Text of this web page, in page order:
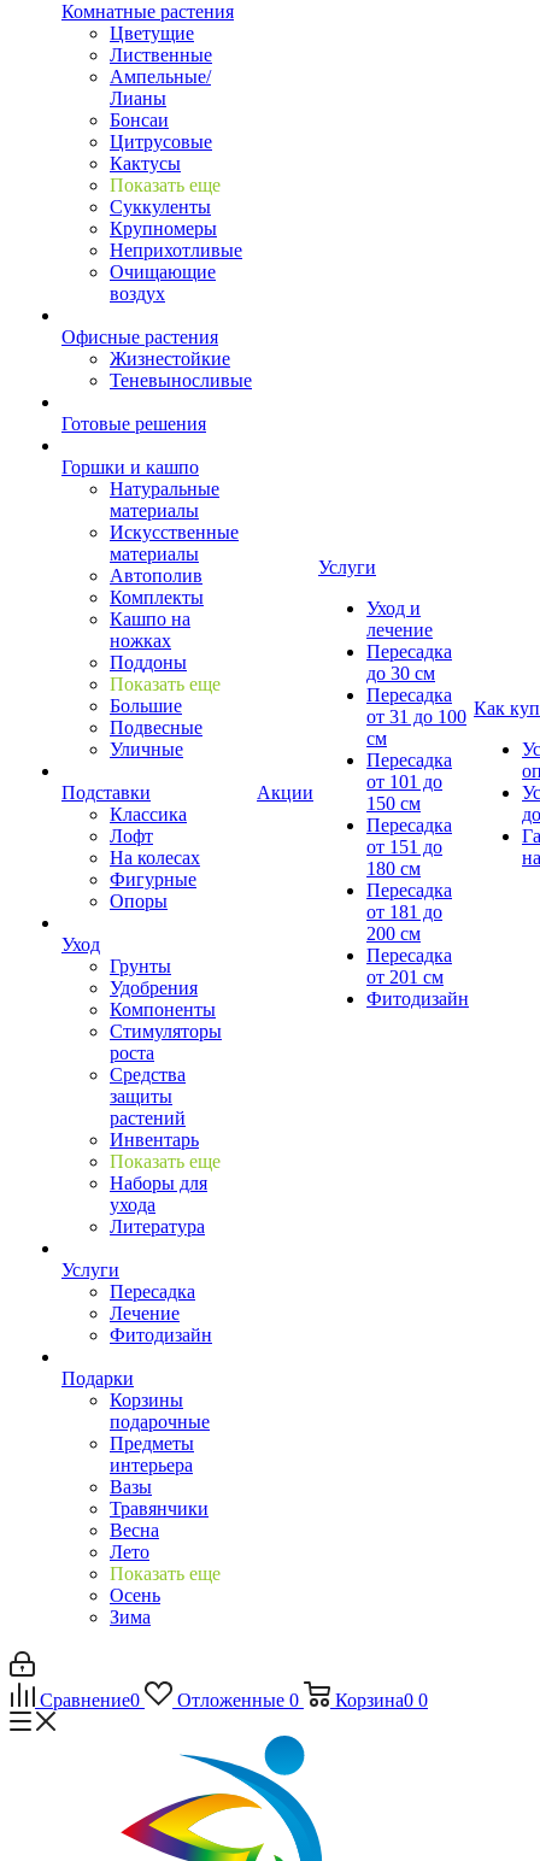
Комнатные растения
Цветущие
Лиственные
Ампельные/
Лианы
Бонсаи
Цитрусовые
Кактусы
Показать еще
Суккуленты
Крупномеры
Неприхотливые
Очищающие
воздух
Офисные растения
Жизнестойкие
Теневыносливые
Готовые решения
Горшки и кашпо
Натуральные
материалы
Искусственные
материалы
Автополив
Комплекты
Кашпо на
ножках
Поддоны
Показать еще
Большие
Подвесные
Уличные
Подставки
Классика
Лофт
На колесах
Фигурные
Опоры
Уход
Грунты
Удобрения
Компоненты
Стимуляторы
роста
Средства
защиты
растений
Инвентарь
Показать еще
Наборы для
ухода
Литература
Услуги
Пересадка
Лечение
Фитодизайн
Подарки
Корзины
подарочные
Предметы
интерьера
Вазы
Травянчики
Весна
Лето
Показать еще
Осень
Зима
Акции
Услуги
Уход и
лечение
Пересадка
до 30 см
Пересадка
от 31 до 100
см
Пересадка
от 101 до
150 см
Пересадка
от 151 до
180 см
Пересадка
от 181 до
200 см
Пересадка
от 201 см
Фитодизайн
Как
Сравнение0 Отложенные 0 Корзина0 0